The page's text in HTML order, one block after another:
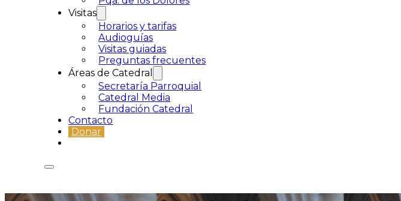
Visitas
Horarios y tarifas
Audioguías
Visitas guiadas
Preguntas frecuentes
Áreas de Catedral
Secretaría Parroquial
Catedral Media
Fundación Catedral
Contacto
Donar